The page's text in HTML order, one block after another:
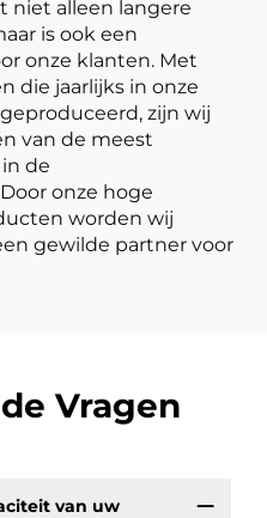
niet alleen langere
is ook een
onze klanten. Met
die jaarlijks in onze
zijn wij
van de meest
de
onze hoge
worden wij
gewilde partner voor
Vragen
van uw